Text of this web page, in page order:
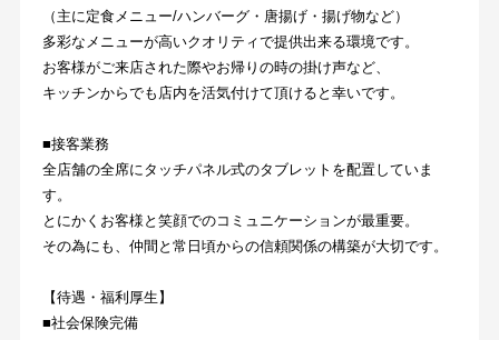
（主に定食メニュー/ハンバーグ・唐揚げ・揚げ物など）
多彩なメニューが高いクオリティで提供出来る環境です。
お客様がご来店された際やお帰りの時の掛け声など、
キッチンからでも店内を活気付けて頂けると幸いです。
■接客業務
全店舗の全席にタッチパネル式のタブレットを配置していま
す。
とにかくお客様と笑顔でのコミュニケーションが最重要。
その為にも、仲間と常日頃からの信頼関係の構築が大切です。
【待遇・福利厚生】
■社会保険完備